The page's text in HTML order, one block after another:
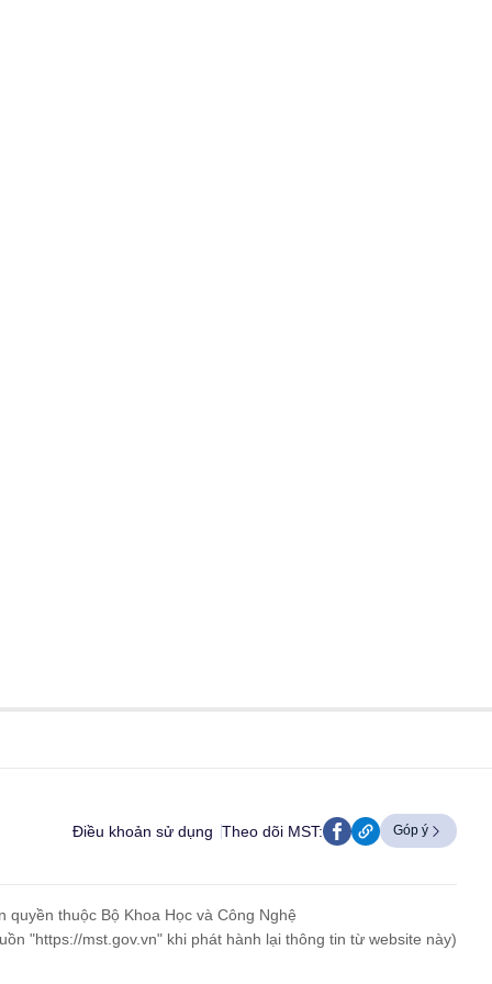
Điều khoản sử dụng Theo dõi MST: Góp ý
quyền thuộc Bộ Khoa Học và Công Nghệ
"https://mst.gov.vn" khi phát hành lại thông tin từ website này)